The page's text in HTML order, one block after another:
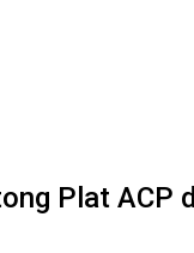
Plat ACP